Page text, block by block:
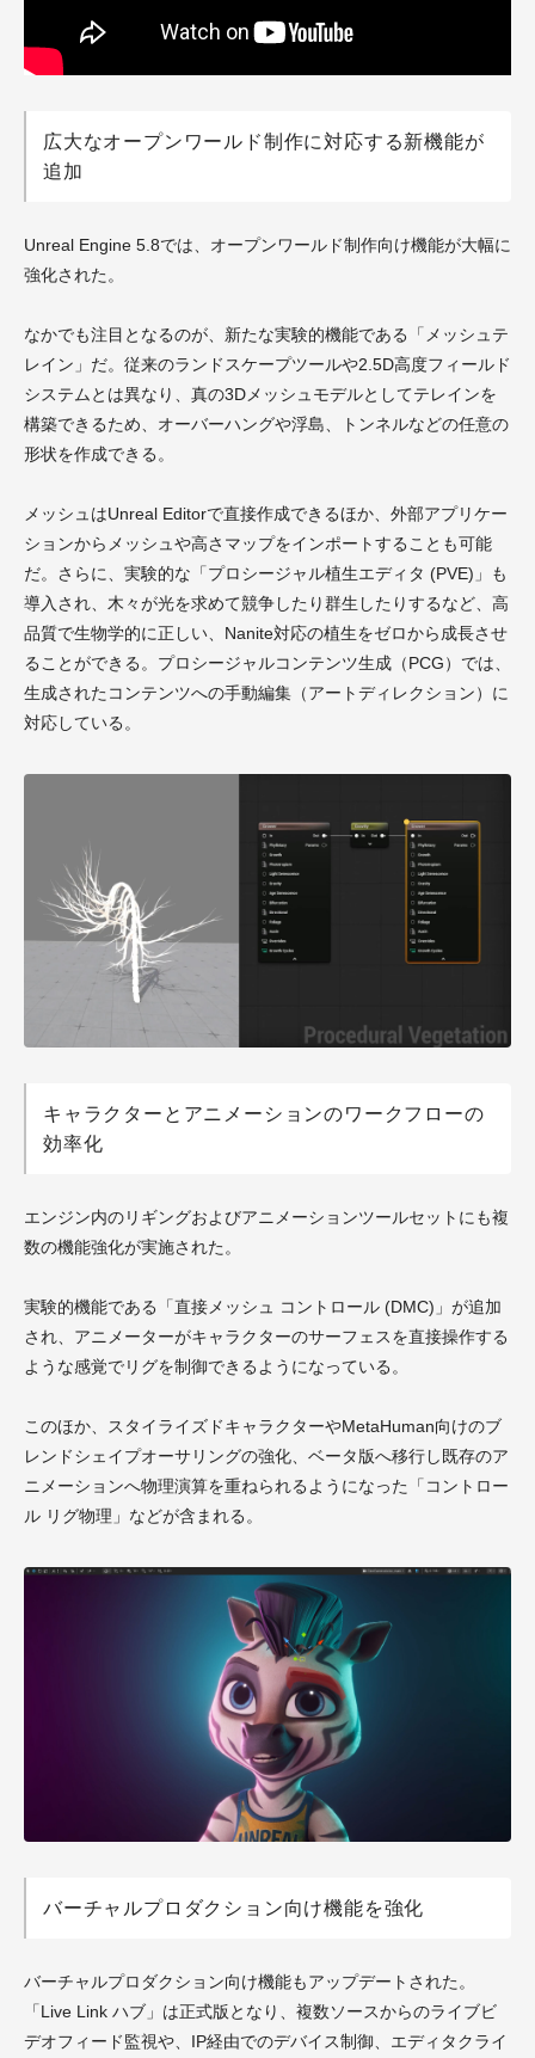
広大なオープンワールド制作に対応する新機能が
追加
Unreal Engine 5.8では、オープンワールド制作向け機能が大幅に
強化された。
なかでも注目となるのが、新たな実験的機能である「メッシュテ
レイン」だ。従来のランドスケープツールや2.5D高度フィールド
システムとは異なり、真の3Dメッシュモデルとしてテレインを
構築できるため、オーバーハングや浮島、トンネルなどの任意の
形状を作成できる。
メッシュはUnreal Editorで直接作成できるほか、外部アプリケー
ションからメッシュや高さマップをインポートすることも可能
だ。さらに、実験的な「プロシージャル植生エディタ (PVE)」も
導入され、木々が光を求めて競争したり群生したりするなど、高
品質で生物学的に正しい、Nanite対応の植生をゼロから成長させ
ることができる。プロシージャルコンテンツ生成（PCG）では、
生成されたコンテンツへの手動編集（アートディレクション）に
対応している。
キャラクターとアニメーションのワークフローの
効率化
エンジン内のリギングおよびアニメーションツールセットにも複
数の機能強化が実施された。
実験的機能である「直接メッシュ コントロール (DMC)」が追加
され、アニメーターがキャラクターのサーフェスを直接操作する
ような感覚でリグを制御できるようになっている。
このほか、スタイライズドキャラクターやMetaHuman向けのブ
レンドシェイプオーサリングの強化、ベータ版へ移行し既存のア
ニメーションへ物理演算を重ねられるようになった「コントロー
ル リグ物理」などが含まれる。
バーチャルプロダクション向け機能を強化
バーチャルプロダクション向け機能もアップデートされた。
「Live Link ハブ」は正式版となり、複数ソースからのライブビ
デオフィード監視や、IP経由でのデバイス制御、エディタクライ